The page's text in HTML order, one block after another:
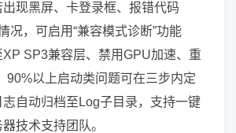
现黑屏、卡登录框、报错代码
况，可启用“兼容模式诊断”功能
SP3兼容层、禁用GPU加速、重
90%以上启动类问题可在三步内定
自动归档至Log子目录，支持一键
技术支持团队。